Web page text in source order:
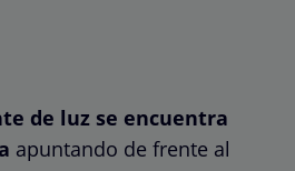
de luz se encuentra
apuntando de frente al